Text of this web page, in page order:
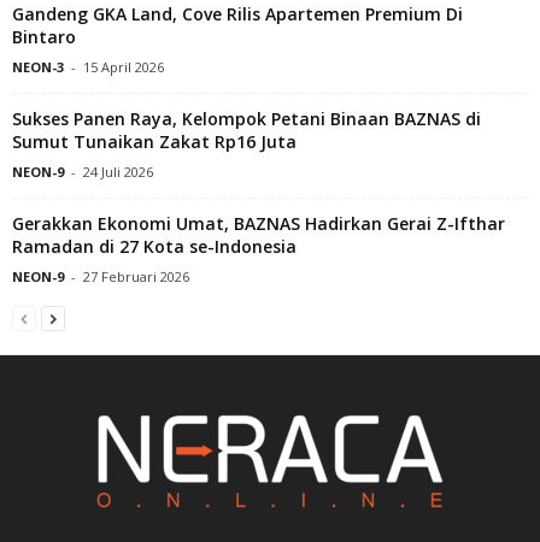
Gandeng GKA Land, Cove Rilis Apartemen Premium Di
Bintaro
NEON-3 - 15 April 2026
Sukses Panen Raya, Kelompok Petani Binaan BAZNAS di
Sumut Tunaikan Zakat Rp16 Juta
NEON-9 - 24 Juli 2026
Gerakkan Ekonomi Umat, BAZNAS Hadirkan Gerai Z-Ifthar
Ramadan di 27 Kota se-Indonesia
NEON-9 - 27 Februari 2026